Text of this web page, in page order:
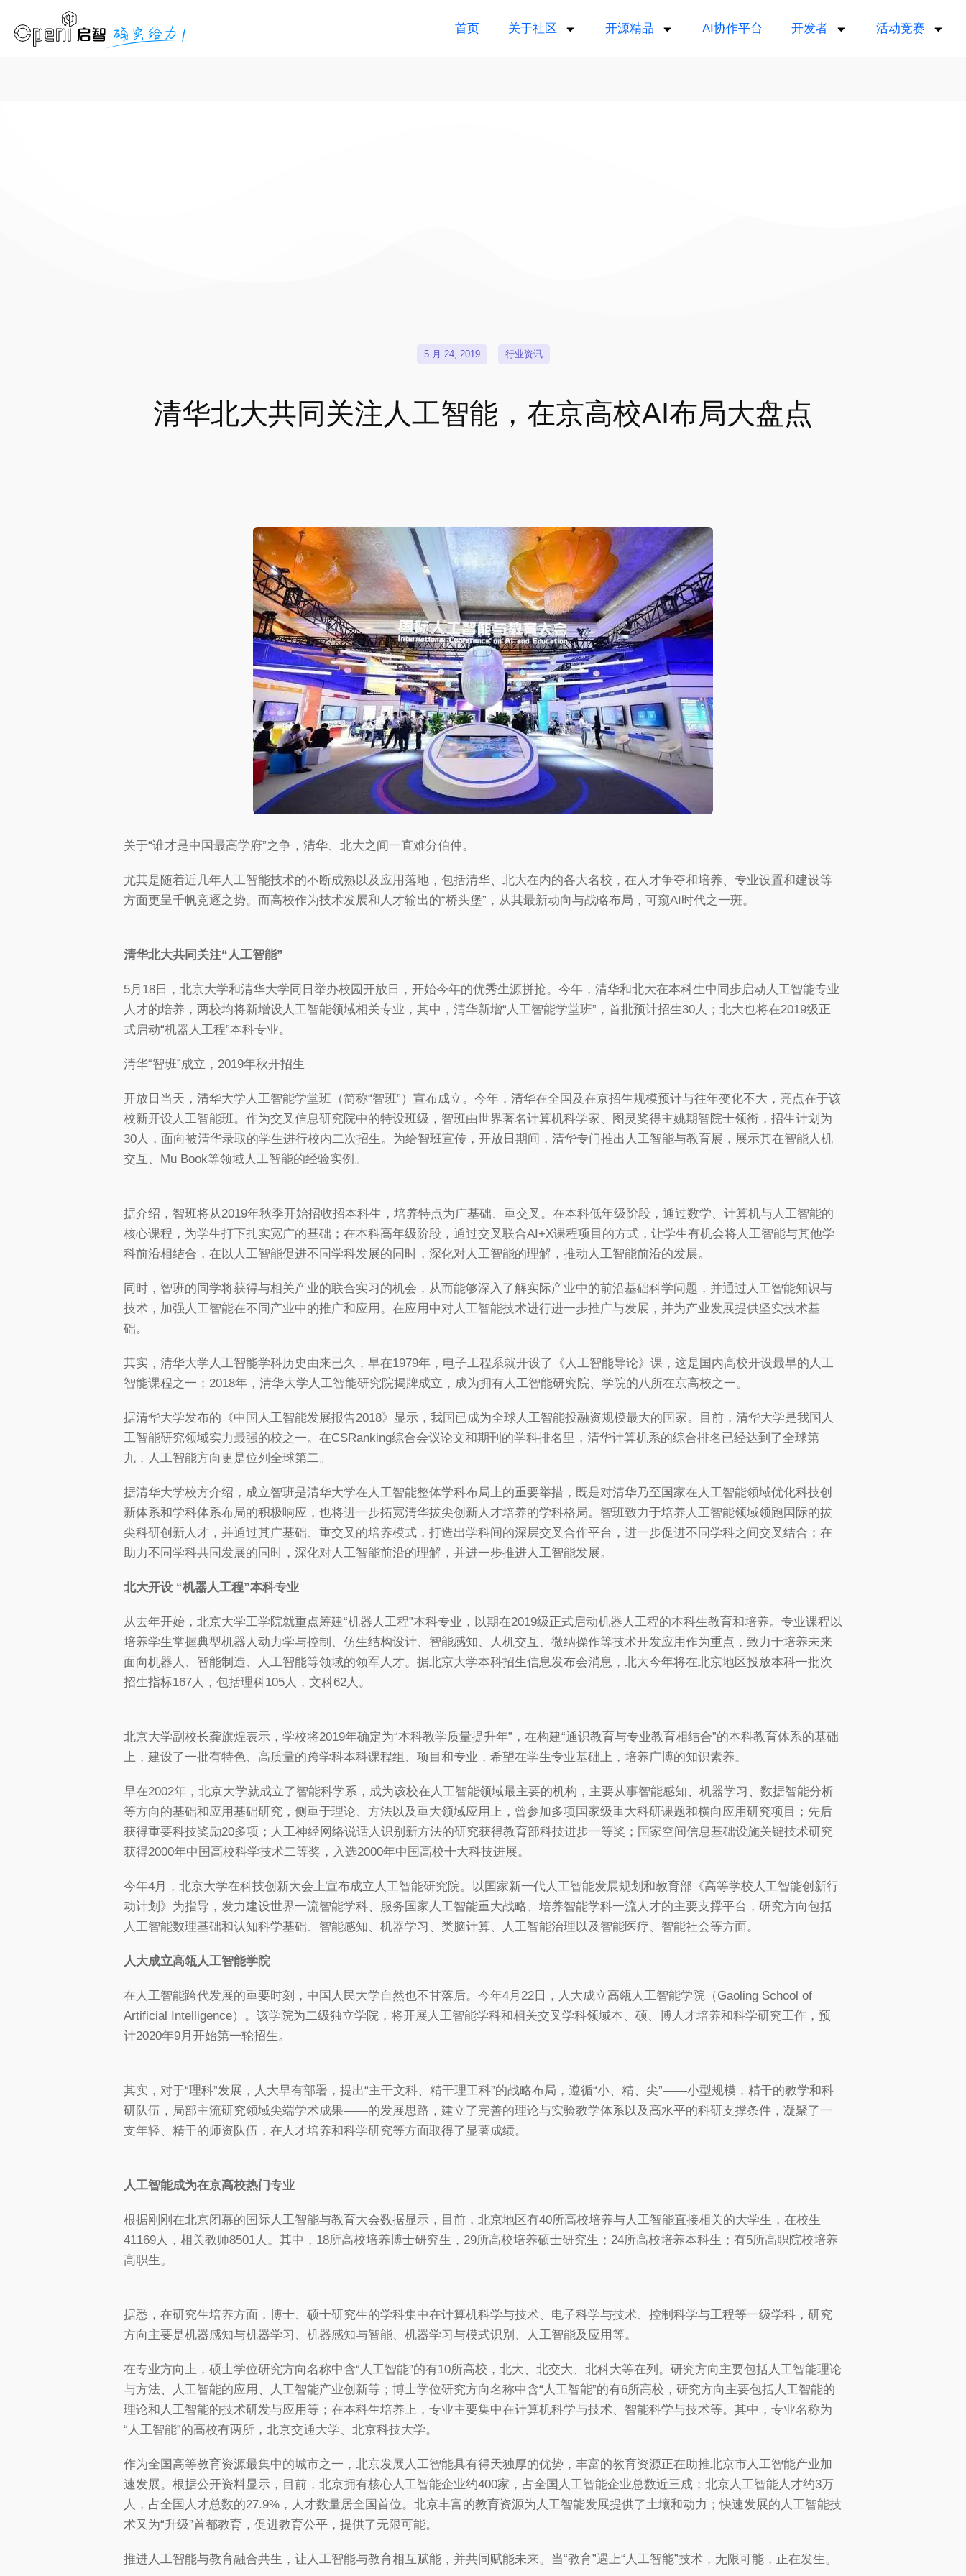
首页 关于社区 开源精品 AI协作平台 开发者 活动竞赛
5 月 24, 2019 行业资讯
清华北大共同关注人工智能，在京高校AI布局大盘点
关于“谁才是中国最高学府”之争，清华、北大之间一直难分伯仲。
尤其是随着近几年人工智能技术的不断成熟以及应用落地，包括清华、北大在内的各大名校，在人才争夺和培养、专业设置和建设等
方面更呈千帆竞逐之势。而高校作为技术发展和人才输出的“桥头堡”，从其最新动向与战略布局，可窥AI时代之一斑。
清华北大共同关注“人工智能”
5月18日，北京大学和清华大学同日举办校园开放日，开始今年的优秀生源拼抢。今年，清华和北大在本科生中同步启动人工智能专业
人才的培养，两校均将新增设人工智能领域相关专业，其中，清华新增“人工智能学堂班”，首批预计招生30人；北大也将在2019级正
式启动“机器人工程”本科专业。
清华“智班”成立，2019年秋开招生
开放日当天，清华大学人工智能学堂班（简称“智班”）宣布成立。今年，清华在全国及在京招生规模预计与往年变化不大，亮点在于该
校新开设人工智能班。作为交叉信息研究院中的特设班级，智班由世界著名计算机科学家、图灵奖得主姚期智院士领衔，招生计划为
30人，面向被清华录取的学生进行校内二次招生。为给智班宣传，开放日期间，清华专门推出人工智能与教育展，展示其在智能人机
交互、Mu Book等领域人工智能的经验实例。
据介绍，智班将从2019年秋季开始招收招本科生，培养特点为广基础、重交叉。在本科低年级阶段，通过数学、计算机与人工智能的
核心课程，为学生打下扎实宽广的基础；在本科高年级阶段，通过交叉联合AI+X课程项目的方式，让学生有机会将人工智能与其他学
科前沿相结合，在以人工智能促进不同学科发展的同时，深化对人工智能的理解，推动人工智能前沿的发展。
同时，智班的同学将获得与相关产业的联合实习的机会，从而能够深入了解实际产业中的前沿基础科学问题，并通过人工智能知识与
技术，加强人工智能在不同产业中的推广和应用。在应用中对人工智能技术进行进一步推广与发展，并为产业发展提供坚实技术基
础。
其实，清华大学人工智能学科历史由来已久，早在1979年，电子工程系就开设了《人工智能导论》课，这是国内高校开设最早的人工
智能课程之一；2018年，清华大学人工智能研究院揭牌成立，成为拥有人工智能研究院、学院的八所在京高校之一。
据清华大学发布的《中国人工智能发展报告2018》显示，我国已成为全球人工智能投融资规模最大的国家。目前，清华大学是我国人
工智能研究领域实力最强的校之一。在CSRanking综合会议论文和期刊的学科排名里，清华计算机系的综合排名已经达到了全球第
九，人工智能方向更是位列全球第二。
据清华大学校方介绍，成立智班是清华大学在人工智能整体学科布局上的重要举措，既是对清华乃至国家在人工智能领域优化科技创
新体系和学科体系布局的积极响应，也将进一步拓宽清华拔尖创新人才培养的学科格局。智班致力于培养人工智能领域领跑国际的拔
尖科研创新人才，并通过其广基础、重交叉的培养模式，打造出学科间的深层交叉合作平台，进一步促进不同学科之间交叉结合；在
助力不同学科共同发展的同时，深化对人工智能前沿的理解，并进一步推进人工智能发展。
北大开设 “机器人工程”本科专业
从去年开始，北京大学工学院就重点筹建“机器人工程”本科专业，以期在2019级正式启动机器人工程的本科生教育和培养。专业课程以
培养学生掌握典型机器人动力学与控制、仿生结构设计、智能感知、人机交互、微纳操作等技术开发应用作为重点，致力于培养未来
面向机器人、智能制造、人工智能等领域的领军人才。据北京大学本科招生信息发布会消息，北大今年将在北京地区投放本科一批次
招生指标167人，包括理科105人，文科62人。
北京大学副校长龚旗煌表示，学校将2019年确定为“本科教学质量提升年”，在构建“通识教育与专业教育相结合”的本科教育体系的基础
上，建设了一批有特色、高质量的跨学科本科课程组、项目和专业，希望在学生专业基础上，培养广博的知识素养。
早在2002年，北京大学就成立了智能科学系，成为该校在人工智能领域最主要的机构，主要从事智能感知、机器学习、数据智能分析
等方向的基础和应用基础研究，侧重于理论、方法以及重大领域应用上，曾参加多项国家级重大科研课题和横向应用研究项目；先后
获得重要科技奖励20多项；人工神经网络说话人识别新方法的研究获得教育部科技进步一等奖；国家空间信息基础设施关键技术研究
获得2000年中国高校科学技术二等奖，入选2000年中国高校十大科技进展。
今年4月，北京大学在科技创新大会上宣布成立人工智能研究院。以国家新一代人工智能发展规划和教育部《高等学校人工智能创新行
动计划》为指导，发力建设世界一流智能学科、服务国家人工智能重大战略、培养智能学科一流人才的主要支撑平台，研究方向包括
人工智能数理基础和认知科学基础、智能感知、机器学习、类脑计算、人工智能治理以及智能医疗、智能社会等方面。
人大成立高瓴人工智能学院
在人工智能跨代发展的重要时刻，中国人民大学自然也不甘落后。今年4月22日，人大成立高瓴人工智能学院（Gaoling School of
Artificial Intelligence）。该学院为二级独立学院，将开展人工智能学科和相关交叉学科领域本、硕、博人才培养和科学研究工作，预
计2020年9月开始第一轮招生。
其实，对于“理科”发展，人大早有部署，提出“主干文科、精干理工科”的战略布局，遵循“小、精、尖”——小型规模，精干的教学和科
研队伍，局部主流研究领域尖端学术成果——的发展思路，建立了完善的理论与实验教学体系以及高水平的科研支撑条件，凝聚了一
支年轻、精干的师资队伍，在人才培养和科学研究等方面取得了显著成绩。
人工智能成为在京高校热门专业
根据刚刚在北京闭幕的国际人工智能与教育大会数据显示，目前，北京地区有40所高校培养与人工智能直接相关的大学生，在校生
41169人，相关教师8501人。其中，18所高校培养博士研究生，29所高校培养硕士研究生；24所高校培养本科生；有5所高职院校培养
高职生。
据悉，在研究生培养方面，博士、硕士研究生的学科集中在计算机科学与技术、电子科学与技术、控制科学与工程等一级学科，研究
方向主要是机器感知与机器学习、机器感知与智能、机器学习与模式识别、人工智能及应用等。
在专业方向上，硕士学位研究方向名称中含“人工智能”的有10所高校，北大、北交大、北科大等在列。研究方向主要包括人工智能理论
与方法、人工智能的应用、人工智能产业创新等；博士学位研究方向名称中含“人工智能”的有6所高校，研究方向主要包括人工智能的
理论和人工智能的技术研发与应用等；在本科生培养上，专业主要集中在计算机科学与技术、智能科学与技术等。其中，专业名称为
“人工智能”的高校有两所，北京交通大学、北京科技大学。
作为全国高等教育资源最集中的城市之一，北京发展人工智能具有得天独厚的优势，丰富的教育资源正在助推北京市人工智能产业加
速发展。根据公开资料显示，目前，北京拥有核心人工智能企业约400家，占全国人工智能企业总数近三成；北京人工智能人才约3万
人，占全国人才总数的27.9%，人才数量居全国首位。北京丰富的教育资源为人工智能发展提供了土壤和动力；快速发展的人工智能技
术又为“升级”首都教育，促进教育公平，提供了无限可能。
推进人工智能与教育融合共生，让人工智能与教育相互赋能，并共同赋能未来。当“教育”遇上“人工智能”技术，无限可能，正在发生。